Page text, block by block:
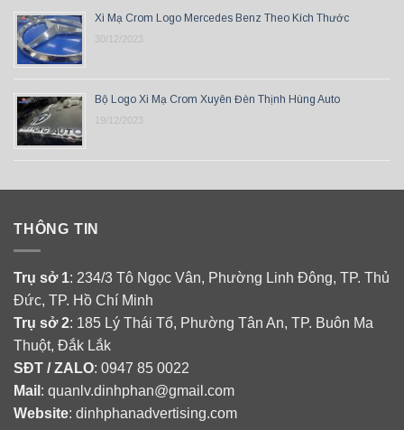
Xi Mạ Crom Logo Mercedes Benz Theo Kích Thước
30/12/2023
Bộ Logo Xi Mạ Crom Xuyên Đèn Thịnh Hùng Auto
19/12/2023
THÔNG TIN
Trụ sở 1: 234/3 Tô Ngọc Vân, Phường Linh Đông, TP. Thủ
Đức, TP. Hồ Chí Minh
Trụ sở 2: 185 Lý Thái Tổ, Phường Tân An, TP. Buôn Ma
Thuột, Đắk Lắk
SĐT / ZALO: 0947 85 0022
Mail : quanlv.dinhphan@gmail.com
Website: dinhphanadvertising.com